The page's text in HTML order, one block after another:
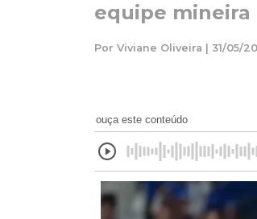
equipe
Por Viviane Oliveira | 31/05/
ouça este conteúdo